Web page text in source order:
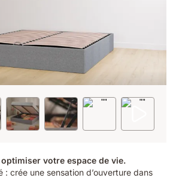
votre espace de vie.
: crée une sensation d’ouverture dans